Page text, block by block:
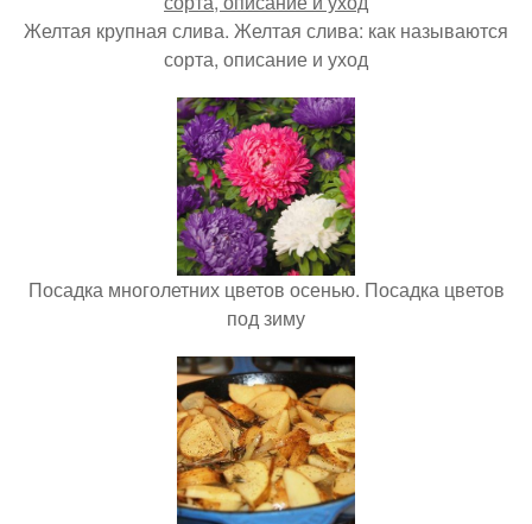
Желтая крупная слива. Желтая слива: как называются
сорта, описание и уход
Посадка многолетних цветов осенью. Посадка цветов
под зиму